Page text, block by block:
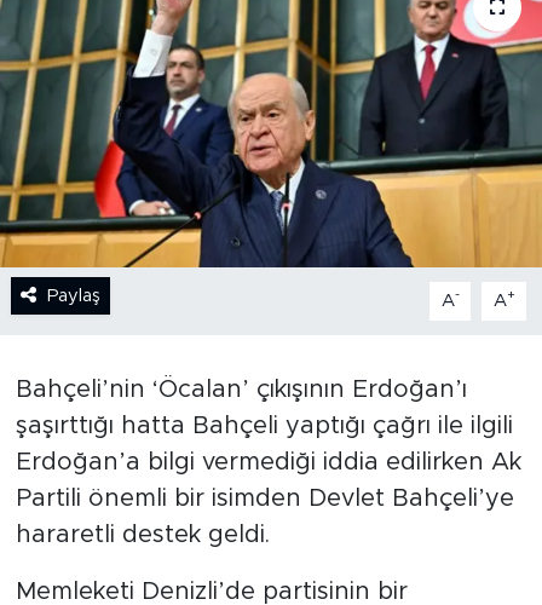
Paylaş A- A+
Bahçeli’nin ‘Öcalan’ çıkışının Erdoğan’ı
şaşırttığı hatta Bahçeli yaptığı çağrı ile ilgili
Erdoğan’a bilgi vermediği iddia edilirken Ak
Partili önemli bir isimden Devlet Bahçeli’ye
hararetli destek geldi.
Memleketi Denizli’de partisinin bir
ANALİZ
NOSTALJİ
KULİS
YAZARLAR
DİNİ
EKONOMİ
SPOR
KÜLTÜR SANAT
YAŞAM